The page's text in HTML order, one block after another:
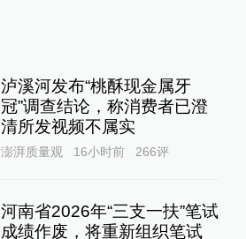
泸溪河发布“桃酥现金属牙
冠”调查结论，称消费者已澄
清所发视频不属实
澎湃质量观 16小时前 266评
河南省2026年“三支一扶”笔试
成绩作废，将重新组织笔试